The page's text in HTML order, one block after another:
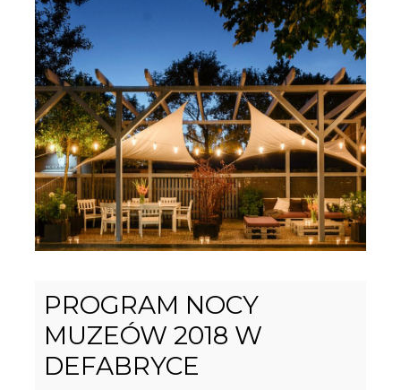
PROGRAM NOCY
MUZEÓW 2018 W
DEFABRYCE